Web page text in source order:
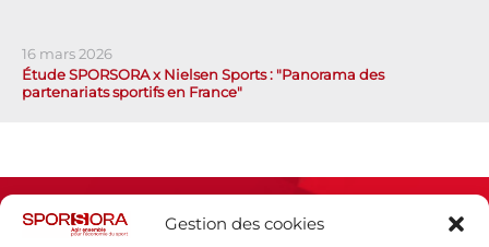
Gestion des cookies
16 mars 2026
Étude SPORSORA x Nielsen Sports : "Panorama des
partenariats sportifs en France"